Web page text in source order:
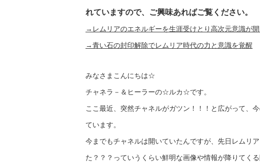
れていますので、ご興味あればご覧ください。
→レムリアのエネルギーを生涯受けとり高次元意識が
→青い石の封印解除でレムリア時代の力と意識を覚醒
みなさまこんにちは☆
チャネラ－＆ヒーラーの☆ルカ☆です。
ここ最近、突然チャネルがガツン！！！と広がって、
ています。
今までもチャネルは開いていたんですが、先日レムリ
た？？？っていうくらい鮮明な画像や情報が降りてく